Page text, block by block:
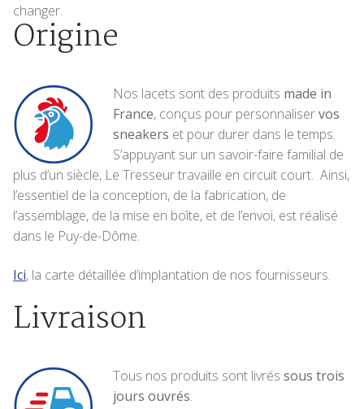
changer.
Origine
Nos lacets sont des produits made in
France, conçus pour personnaliservos
sneakers et pour durer dans le temps.
S’appuyant sur un savoir-faire familial de
plus d’un siècle, Le Tresseur travaille en circuit court. Ainsi,
l’essentiel de la conception, de la fabrication, de
l’assemblage, de la mise en boîte, et de l’envoi, est réalisé
dans le Puy-de-Dôme.
Ici, la carte détaillée d’implantation de nos fournisseurs.
Livraison
Tous nos produits sont livrés sous trois
jours ouvrés.